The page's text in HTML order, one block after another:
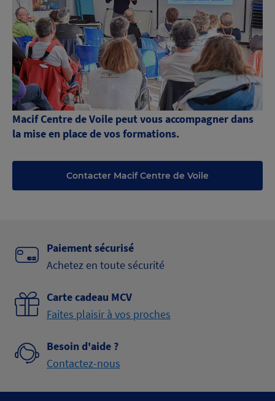
Macif Centre de Voile peut vous accompagner dans
la mise en place de vos formations.
Contacter Macif Centre de Voile
Paiement sécurisé
Achetez en toute sécurité
Carte cadeau MCV
Faites plaisir à vos proches
Besoin d'aide ?
Contactez-nous